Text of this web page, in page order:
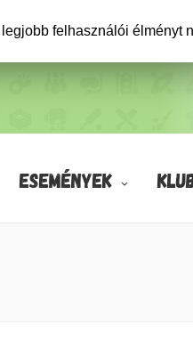
ESEMÉNYEK
felhasználói élményt